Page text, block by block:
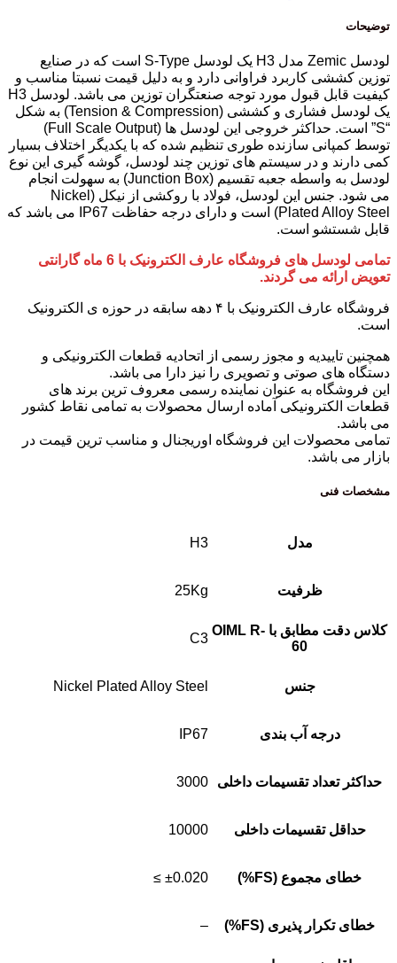
توضیحات
لودسل Zemic مدل H3 یک لودسل S-Type است که در صنایع
توزین کششی کاربرد فراوانی دارد و به دلیل قیمت نسبتا مناسب و
کیفیت قابل قبول مورد توجه صنعتگران توزین می باشد. لودسل H3
یک لودسل فشاری و کششی (Tension & Compression) به شکل
“S” است. حداکثر خروجی این لودسل ها (Full Scale Output)
توسط کمپانی سازنده طوری تنظیم شده که با یکدیگر اختلاف بسیار
کمی دارند و در سیستم های توزین چند لودسل، گوشه گیری این نوع
لودسل به واسطه جعبه تقسیم (Junction Box) به سهولت انجام
می شود. جنس این لودسل، فولاد با روکشی از نیکل (Nickel
Plated Alloy Steel) است و دارای درجه حفاظت
IP67
می باشد که
قابل شستشو است.
تمامی لودسل های فروشگاه عارف الکترونیک با 6 ماه گارانتی
تعویض ارائه می گردند.
فروشگاه عارف الکترونیک با ۴ دهه سابقه در حوزه ی الکترونیک
است.
همچنین تاییدیه و مجوز رسمی از اتحادیه قطعات الکترونیکی و
دستگاه های صوتی و تصویری را نیز دارا می باشد.
این فروشگاه به عنوان نماینده رسمی معروف ترین برند های
قطعات الکترونیکی آماده ارسال محصولات به تمامی نقاط کشور
می باشد.
تمامی محصولات این فروشگاه اوریجنال و مناسب ترین قیمت در
بازار می باشد.
مشخصات فنی
مدل H3
ظرفیت 25Kg
کلاس دقت مطابق با OIML R-
60
C3
جنس Nickel Plated Alloy Steel
درجه آب بندی IP67
حداکثر تعداد تقسیمات داخلی 3000
حداقل تقسیمات داخلی 10000
خطای مجموع (FS%) ±0.020 ≥
خطای تکرار پذیری (FS%) –